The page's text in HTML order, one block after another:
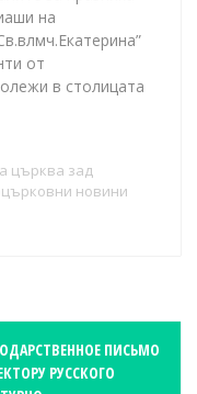
на
от
в столицата
църква зад
новини
ПИСЬМО
РУССКОГО